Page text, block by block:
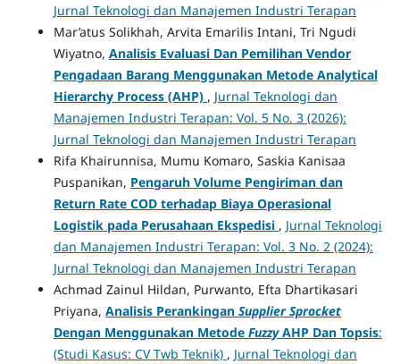
Jurnal Teknologi dan Manajemen Industri Terapan
Mar’atus Solikhah, Arvita Emarilis Intani, Tri Ngudi
Wiyatno, Analisis Evaluasi Dan Pemilihan Vendor
Pengadaan Barang Menggunakan Metode Analytical
Hierarchy Process (AHP) , Jurnal Teknologi dan
Manajemen Industri Terapan: Vol. 5 No. 3 (2026):
Jurnal Teknologi dan Manajemen Industri Terapan
Rifa Khairunnisa, Mumu Komaro, Saskia Kanisaa
Puspanikan, Pengaruh Volume Pengiriman dan
Return Rate COD terhadap Biaya Operasional
Logistik pada Perusahaan Ekspedisi , Jurnal Teknologi
dan Manajemen Industri Terapan: Vol. 3 No. 2 (2024):
Jurnal Teknologi dan Manajemen Industri Terapan
Achmad Zainul Hildan, Purwanto, Efta Dhartikasari
Priyana, Analisis Perankingan Supplier Sprocket
Dengan Menggunakan Metode FuzzyAHP Dan Topsis:
(Studi Kasus: CV Twb Teknik) , Jurnal Teknologi dan